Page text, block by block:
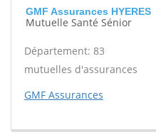
GMF Assurances HYERES
Mutuelle Santé Sénior
Département: 83
mutuelles d'assurances
GMF Assurances